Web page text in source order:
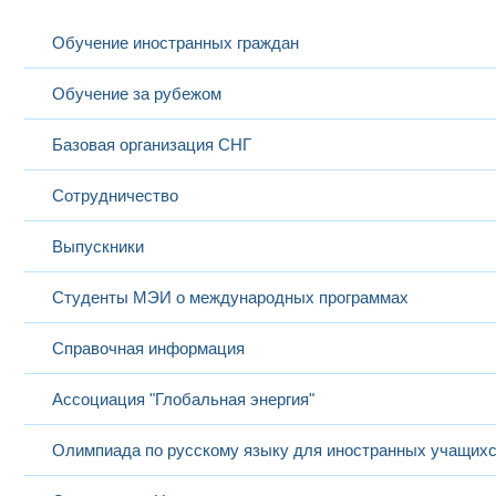
Обучение иностранных граждан
Обучение за рубежом
Базовая организация СНГ
Сотрудничество
Выпускники
Студенты МЭИ о международных программах
Справочная информация
Ассоциация "Глобальная энергия"
Олимпиада по русскому языку для иностранных